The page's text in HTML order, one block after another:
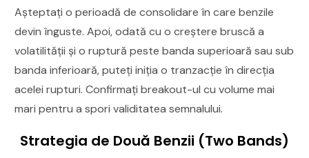
Așteptați o perioadă de consolidare în care benzile
devin înguste. Apoi, odată cu o creștere bruscă a
volatilității și o ruptură peste banda superioară sau sub
banda inferioară, puteți iniția o tranzacție în direcția
acelei rupturi. Confirmați breakout-ul cu volume mai
mari pentru a spori validitatea semnalului.
Strategia de Două Benzii (Two Bands)